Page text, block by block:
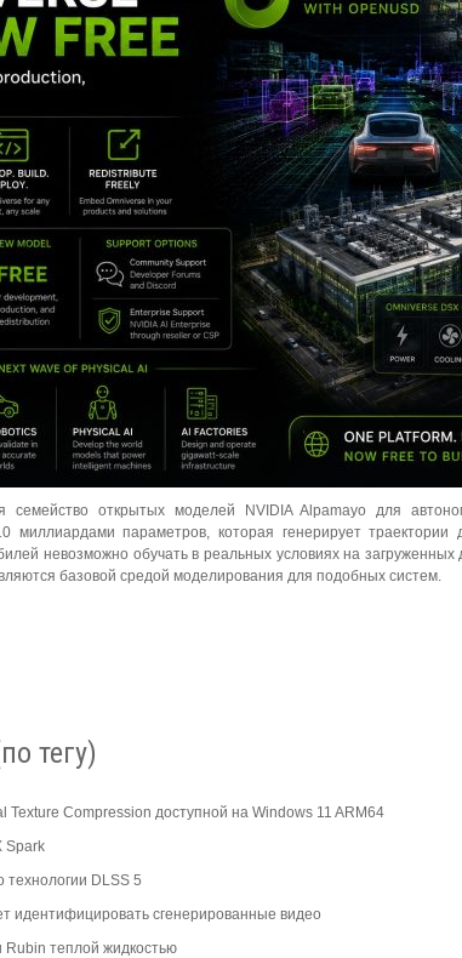
семейство открытых моделей NVIDIA Alpamayo для
миллиардами параметров, которая генерирует траектории
невозможно обучать в реальных условиях на загруженных
базовой средой моделирования для подобных систем.
тегу)
Texture Compression доступной на Windows 11 ARM64
Spark
DLSS 5
идентифицировать сгенерированные видео
теплой жидкостью